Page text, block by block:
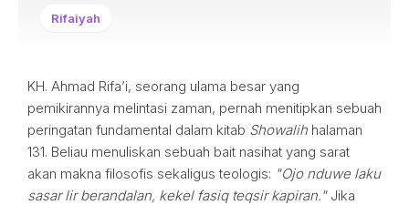
Rifaiyah
KH. Ahmad Rifa’i, seorang ulama besar yang
pemikirannya melintasi zaman, pernah menitipkan sebuah
peringatan fundamental dalam kitab Showalih halaman
131. Beliau menuliskan sebuah bait nasihat yang sarat
akan makna filosofis sekaligus teologis: "Ojo nduwe laku
sasar lir berandalan, kekel fasiq teqsir kapiran."Jika